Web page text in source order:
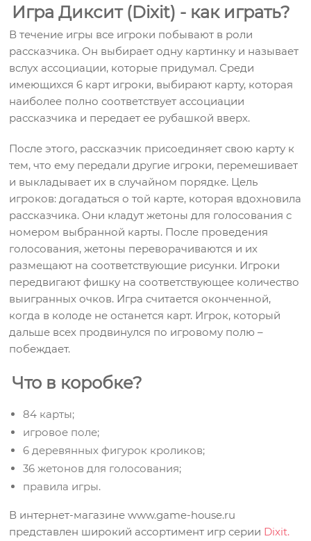
Игра Диксит (Dixit) - как играть?
В течение игры все игроки побывают в роли
рассказчика. Он выбирает одну картинку и называет
вслух ассоциации, которые придумал. Среди
имеющихся 6 карт игроки, выбирают карту, которая
наиболее полно соответствует ассоциации
рассказчика и передает ее рубашкой вверх.
После этого, рассказчик присоединяет свою карту к
тем, что ему передали другие игроки, перемешивает
и выкладывает их в случайном порядке. Цель
игроков: догадаться о той карте, которая вдохновила
рассказчика. Они кладут жетоны для голосования с
номером выбранной карты. После проведения
голосования, жетоны переворачиваются и их
размещают на соответствующие рисунки. Игроки
передвигают фишку на соответствующее количество
выигранных очков. Игра считается оконченной,
когда в колоде не останется карт. Игрок, который
дальше всех продвинулся по игровому полю –
побеждает.
Что в коробке?
84 карты;
игровое поле;
6 деревянных фигурок кроликов;
36 жетонов для голосования;
правила игры.
В интернет-магазине www.game-house.ru
представлен широкий ассортимент игр серии Dixit.